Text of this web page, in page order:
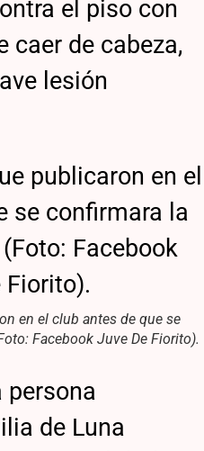
el piso con
caer de cabeza,
lesión
en el club antes de que se
Facebook Juve De Fiorito).
persona
de Luna